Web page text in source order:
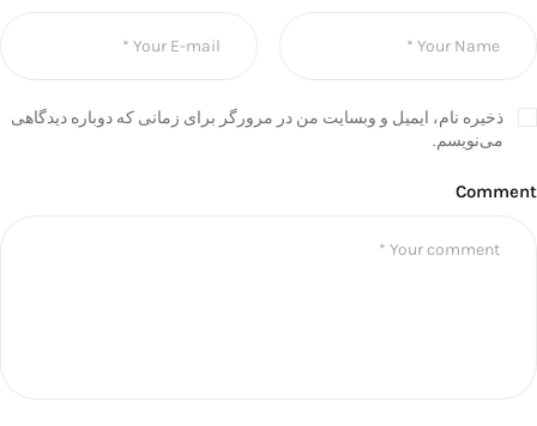
ذخیره نام، ایمیل و وبسایت من در مرورگر برای زمانی که دوباره دیدگاهی
می‌نویسم.
Comment